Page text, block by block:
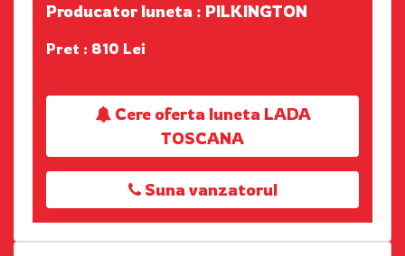
Producator luneta : PILKINGTON
Pret : 810 Lei
Cere oferta luneta LADA
TOSCANA
Suna vanzatorul